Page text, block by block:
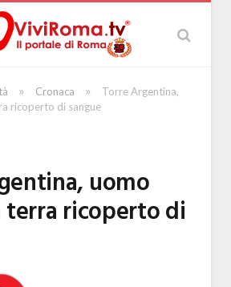
» Cronaca »
Torre Argentina,
ricoperto di sangue
uomo
terra ricoperto di